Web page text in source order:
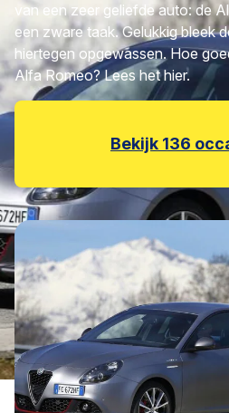
van een zeer geliefde auto: de
een zware taak. Gelukkig bleek
hiertegen opgewassen. Hoe
Alfa Romeo? Lees het hier.
Bekijk 136